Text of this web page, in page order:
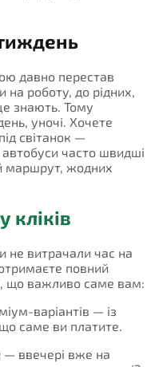
давно перестав
на роботу, до рідних,
знають. Тому
уночі. Хочете
світанок —
автобуси часто швидші
маршрут, жодних
кліків
не витрачали час на
повний
що важливо саме вам:
варіантів — із
саме ви платите.
— ввечері вже на